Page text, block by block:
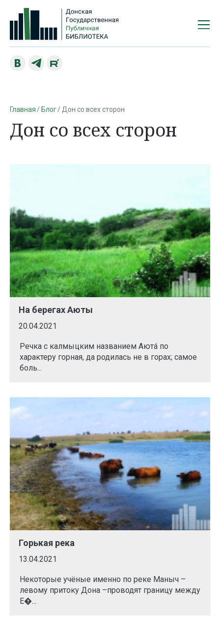
Главная Блог Дон со всех сторон
Дон со всех сторон
На берегах Аюты
20.04.2021
Речка с калмыцким названием Аютá по
характеру горная, да родилась не в горах; самое
боль...
Горькая река
13.04.2021
Некоторые учёные именно по реке Маныч –
левому притоку Дона –проводят границу между
Е�...